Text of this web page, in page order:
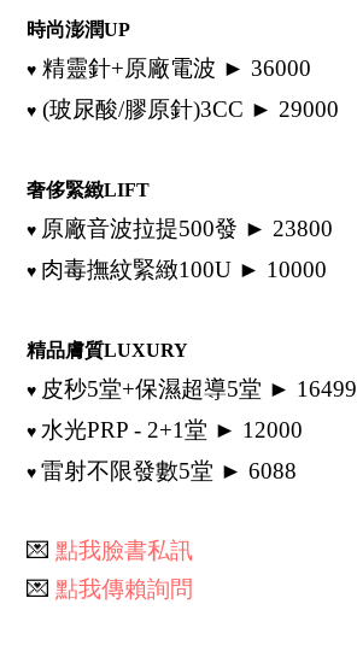
時尚澎潤UP
♥ 精靈針+原廠電波 ► 36000
♥ (玻尿酸/膠原針)3CC ► 29000
奢侈緊緻LIFT
♥ 原廠音波拉提500發 ► 23800
♥ 肉毒撫紋緊緻100U ► 10000
精品膚質LUXURY
♥ 皮秒5堂+保濕超導5堂 ► 16499
♥水光PRP - 2+1堂 ► 12000
♥雷射不限發數5堂 ► 6088
💌點我臉書私訊
💌點我傳賴詢問